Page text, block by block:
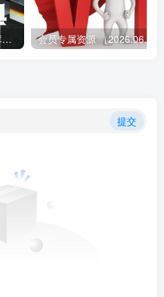
Kontakt入库工具 康泰克入库教程
提交